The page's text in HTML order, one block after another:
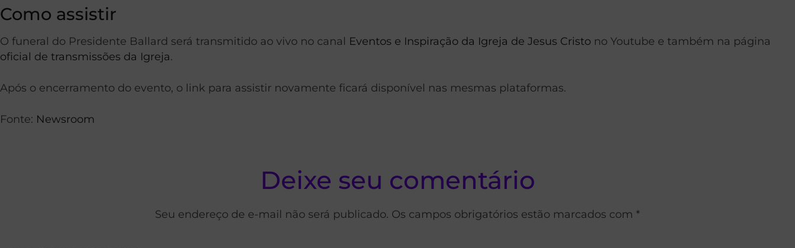
Como assistir
O funeral do Presidente Ballard será transmitido ao vivo no canal Eventos e Inspiração da Igreja de Jesus Cristo no Youtube e também na página
oficial de transmissões da Igreja.
Após o encerramento do evento, o link para assistir novamente ficará disponível nas mesmas plataformas.
Fonte: Newsroom
Deixe seu comentário
Seu endereço de e-mail não será publicado. Os campos obrigatórios estão marcados com *